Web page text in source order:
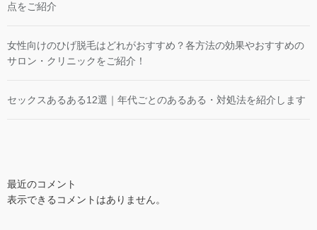
点をご紹介
女性向けのひげ脱毛はどれがおすすめ？各方法の効果やおすすめの
サロン・クリニックをご紹介！
セックスあるある12選｜年代ごとのあるある・対処法を紹介します
最近のコメント
表示できるコメントはありません。